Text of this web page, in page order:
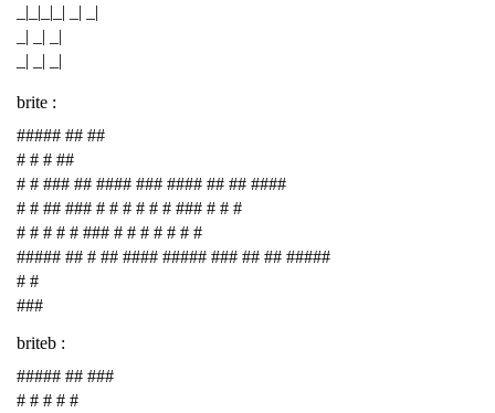
_|_|_|_| _| _|
_| _| _|
_| _| _|
brite :
##### ## ##
# # # ##
# # ### ## #### ### #### ## ## ####
# # ## ### # # # # # # ### # # #
# # # # # ### # # # # # # #
##### ## # ## #### ##### ### ## ## #####
# #
###
briteb :
##### ## ###
# # # # #